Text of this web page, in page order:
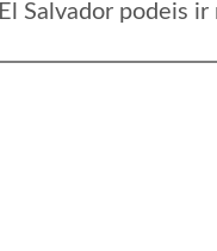
Salvador podeis ir